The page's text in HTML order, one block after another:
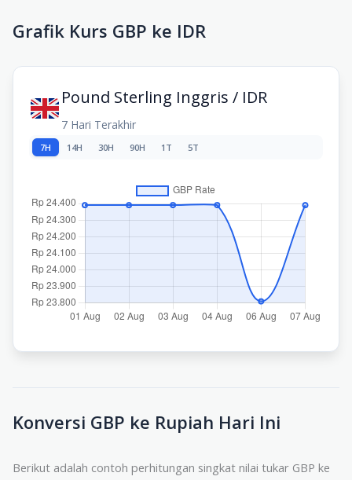
Grafik Kurs GBP ke IDR
Pound Sterling Inggris / IDR
7 Hari Terakhir
7H 14H 30H 90H 1T 5T
Konversi GBP ke Rupiah Hari Ini
Berikut adalah contoh perhitungan singkat nilai tukar GBP ke